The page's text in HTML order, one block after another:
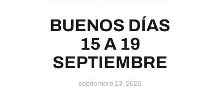
BUENOS DÍAS
15 A 19
SEPTIEMBRE
septiembre 13, 2025